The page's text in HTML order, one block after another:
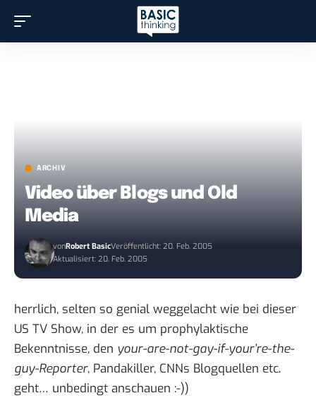
ARCHIV
Video über Blogs und Old
Media
vonRobert BasicVeröffentlicht: 20. Feb. 2005
Aktualisiert: 20. Feb. 2005
herrlich, selten so genial weggelacht wie bei dieser
US TV Show, in der es um prophylaktische
Bekenntnisse, den your-are-not-gay-if-your’re-the-
guy-Reporter, Pandakiller, CNNs Blogquellen etc.
geht… unbedingt anschauen :-))